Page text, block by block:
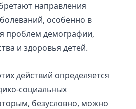
направления
особенно в
проблем демографии,
и здоровья детей.
действий определяется
социальных
безусловно, можно